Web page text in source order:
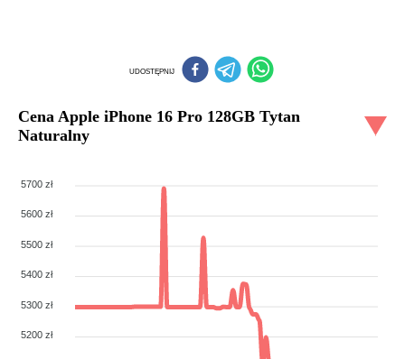
UDOSTĘPNIJ
Cena Apple iPhone 16 Pro 128GB Tytan
Naturalny
5700 zł
5600 zł
5500 zł
5400 zł
5300 zł
5200 zł